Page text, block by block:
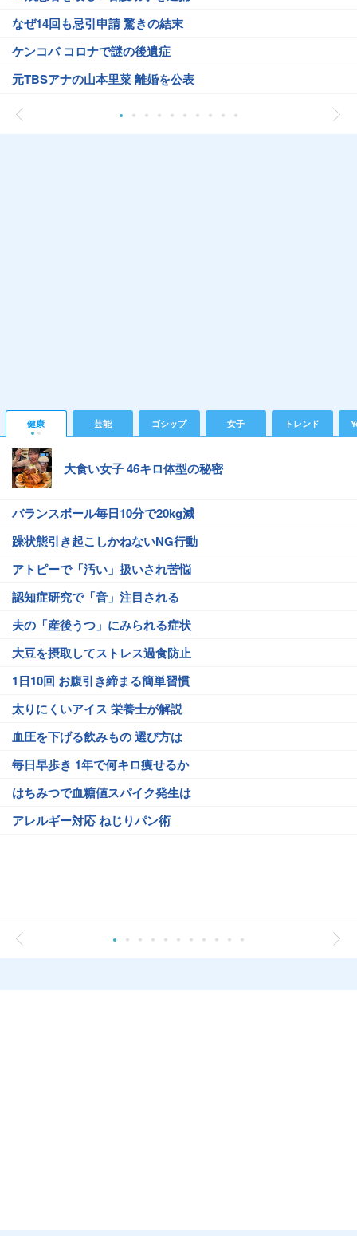
なぜ14回も忌引申請 驚きの結末
ケンコバ コロナで謎の後遺症
元TBSアナの山本里菜 離婚を公表
健康 芸能 ゴシップ 女子 トレンド
大食い女子 46キロ体型の秘密
バランスボール毎日10分で20kg減
躁状態引き起こしかねないNG行動
アトピーで「汚い」扱いされ苦悩
認知症研究で「音」注目される
夫の「産後うつ」にみられる症状
大豆を摂取してストレス過食防止
1日10回 お腹引き締まる簡単習慣
太りにくいアイス 栄養士が解説
血圧を下げる飲みもの 選び方は
毎日早歩き 1年で何キロ痩せるか
はちみつで血糖値スパイク発生は
アレルギー対応 ねじりパン術